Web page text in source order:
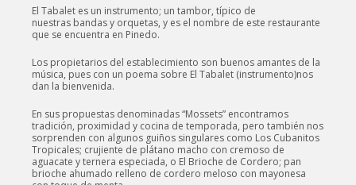
El Tabalet es un instrumento; un tambor, típico de
nuestras bandas y orquetas, y es el nombre de este restaurante
que se encuentra en Pinedo.
Los propietarios del establecimiento son buenos amantes de la
música, pues con un poema sobre El Tabalet (instrumento)nos
dan la bienvenida.
En sus propuestas denominadas “Mossets” encontramos
tradición, proximidad y cocina de temporada, pero también nos
sorprenden con algunos guiños singulares como Los Cubanitos
Tropicales; crujiente de plátano macho con cremoso de
aguacate y ternera especiada, o El Brioche de Cordero; pan
brioche ahumado relleno de cordero meloso con mayonesa